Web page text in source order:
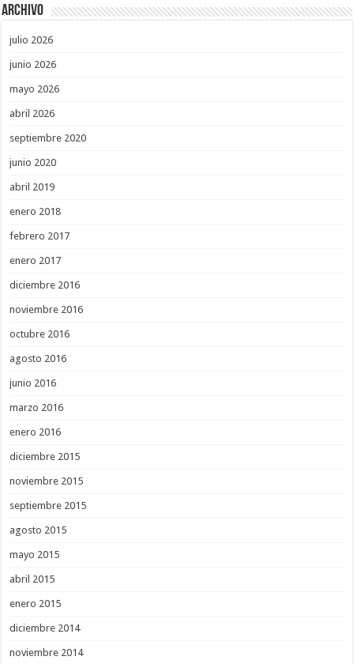
Archivo
julio 2026
junio 2026
mayo 2026
abril 2026
septiembre 2020
junio 2020
abril 2019
enero 2018
febrero 2017
enero 2017
diciembre 2016
noviembre 2016
octubre 2016
agosto 2016
junio 2016
marzo 2016
enero 2016
diciembre 2015
noviembre 2015
septiembre 2015
agosto 2015
mayo 2015
abril 2015
enero 2015
diciembre 2014
noviembre 2014